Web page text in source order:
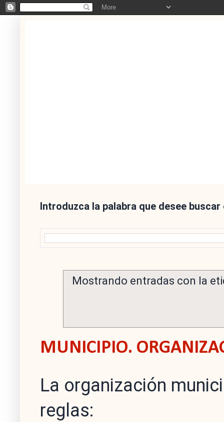
Introduzca la palabra que desee
Mostrando entradas con la
MUNICIPIO.
La organización
reglas: